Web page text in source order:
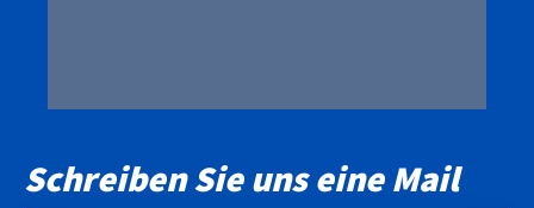
Schreiben Sie uns eine Mail